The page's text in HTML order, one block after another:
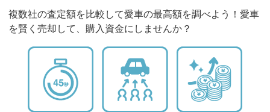
複数社の査定額を比較して愛車の最高額を調べよう！愛車
を賢く売却して、購入資金にしませんか？